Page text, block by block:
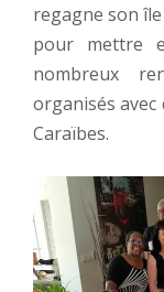
regagne son
pour mettre
nombreux
organisés avec
Caraïbes.